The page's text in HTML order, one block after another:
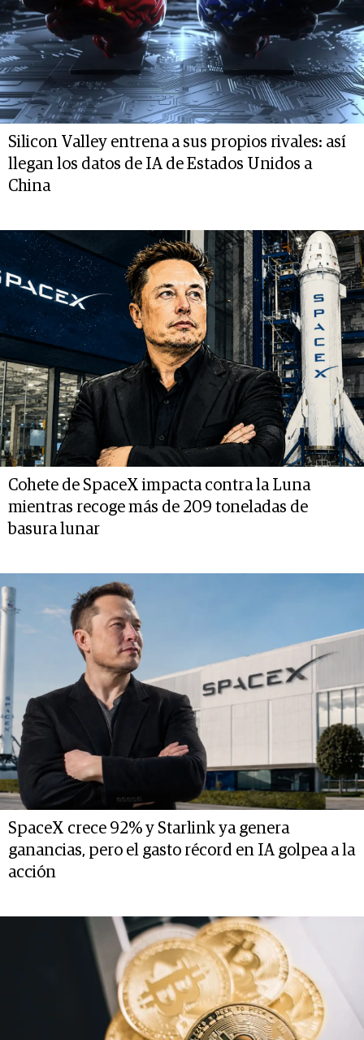
Silicon Valley entrena a sus propios rivales: así
llegan los datos de IA de Estados Unidos a
China
Cohete de SpaceX impacta contra la Luna
mientras recoge más de 209 toneladas de
basura lunar
SpaceX crece 92% y Starlink ya genera
ganancias, pero el gasto récord en IA golpea a la
acción